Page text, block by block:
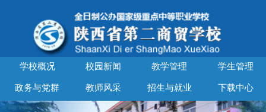
学校概况 校园新闻 教学管理 学生管理
政务与党群 教师风采 招生与就业 下载中心